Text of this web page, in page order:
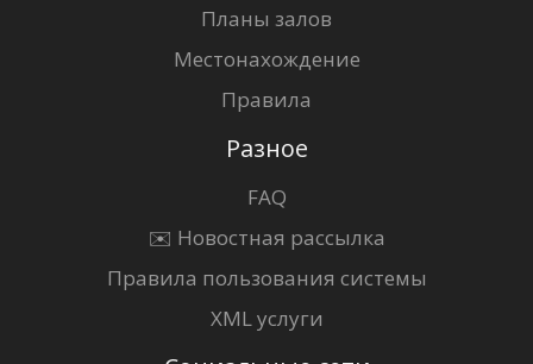
Планы залов
Местонахождение
Правила
Разное
FAQ
✉️ Новостная рассылка
Правила пользования системы
XML услуги